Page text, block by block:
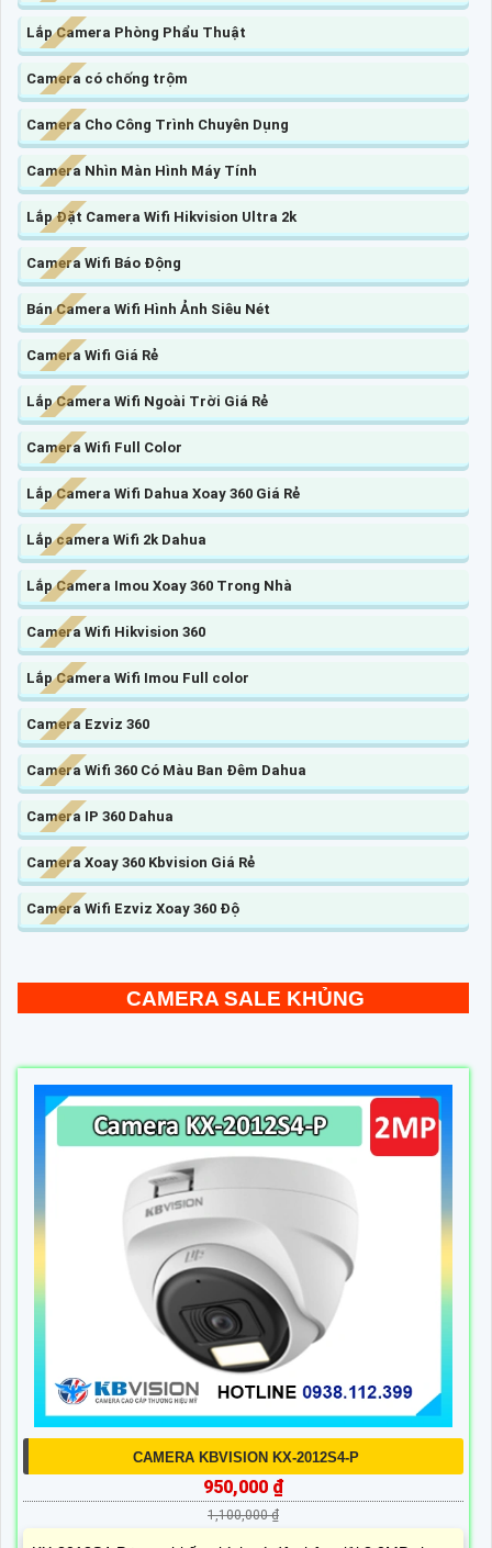
Lắp Camera Phòng Phẩu Thuật
Camera có chống trộm
Camera Cho Công Trình Chuyên Dụng
Camera Nhìn Màn Hình Máy Tính
Lắp Đặt Camera Wifi Hikvision Ultra 2k
Camera Wifi Báo Động
Bán Camera Wifi Hình Ảnh Siêu Nét
Camera Wifi Giá Rẻ
Lắp Camera Wifi Ngoài Trời Giá Rẻ
Camera Wifi Full Color
Lắp Camera Wifi Dahua Xoay 360 Giá Rẻ
Lắp camera Wifi 2k Dahua
Lắp Camera Imou Xoay 360 Trong Nhà
Camera Wifi Hikvision 360
Lắp Camera Wifi Imou Full color
Camera Ezviz 360
Camera Wifi 360 Có Màu Ban Đêm Dahua
Camera IP 360 Dahua
Camera Xoay 360 Kbvision Giá Rẻ
Camera Wifi Ezviz Xoay 360 Độ
CAMERA SALE KHỦNG
CAMERA KBVISION KX-2012S4-P
950,000 ₫
1,100,000 ₫